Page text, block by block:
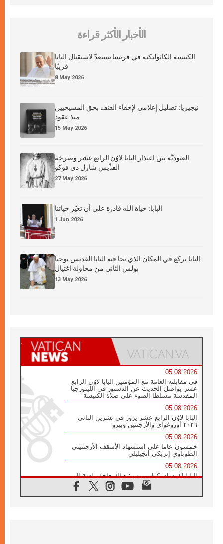
الأخبار الأكثر قراءة
الكنيسة الكاثوليكية في فرنسا تستعدّ لاستقبال البابا
قريبًا
8 May 2026
نيجيريا: تضليل إعلامي لإخفاء العنف بحق المسيحيين
منذ عقود
15 May 2026
العبوديَّة بين اعتذار البابا لاوُن الرابع عشر وصرخة
القدِّيس شارل دي فوكو
27 May 2026
البابا: حياة الله قادرة على أن تغيّر حياتنا
1 Jun 2026
البابا يركع في المكان الذي نجا فيه البابا القديس يوحنا
بولس الثاني من محاولة اغتيال
13 May 2026
05.08.2026
في مقابلته العامة مع المؤمنين البابا لاوُن الرابع
عشر يواصل الحديث عن الدستور في الليتورجيا
المقدسة مسلطا الضوء على صلاة الكنيسة
05.08.2026
البابا لاوُن الرابع عشر يزور في تشرين الثاني
٢٠٢٦ أوروغواي والأرجنتين وبيرو
05.08.2026
خمسون عاما على استشهاد الأسقف الأرجنتيني
الطوباوي إنريكي أنجيليلي
05.08.2026
البابا لفرسان كولومبوس: هناك حاجة ماسة إلى
أنبياء تناغم يسعون إلى بناء الجسور
04.08.2026